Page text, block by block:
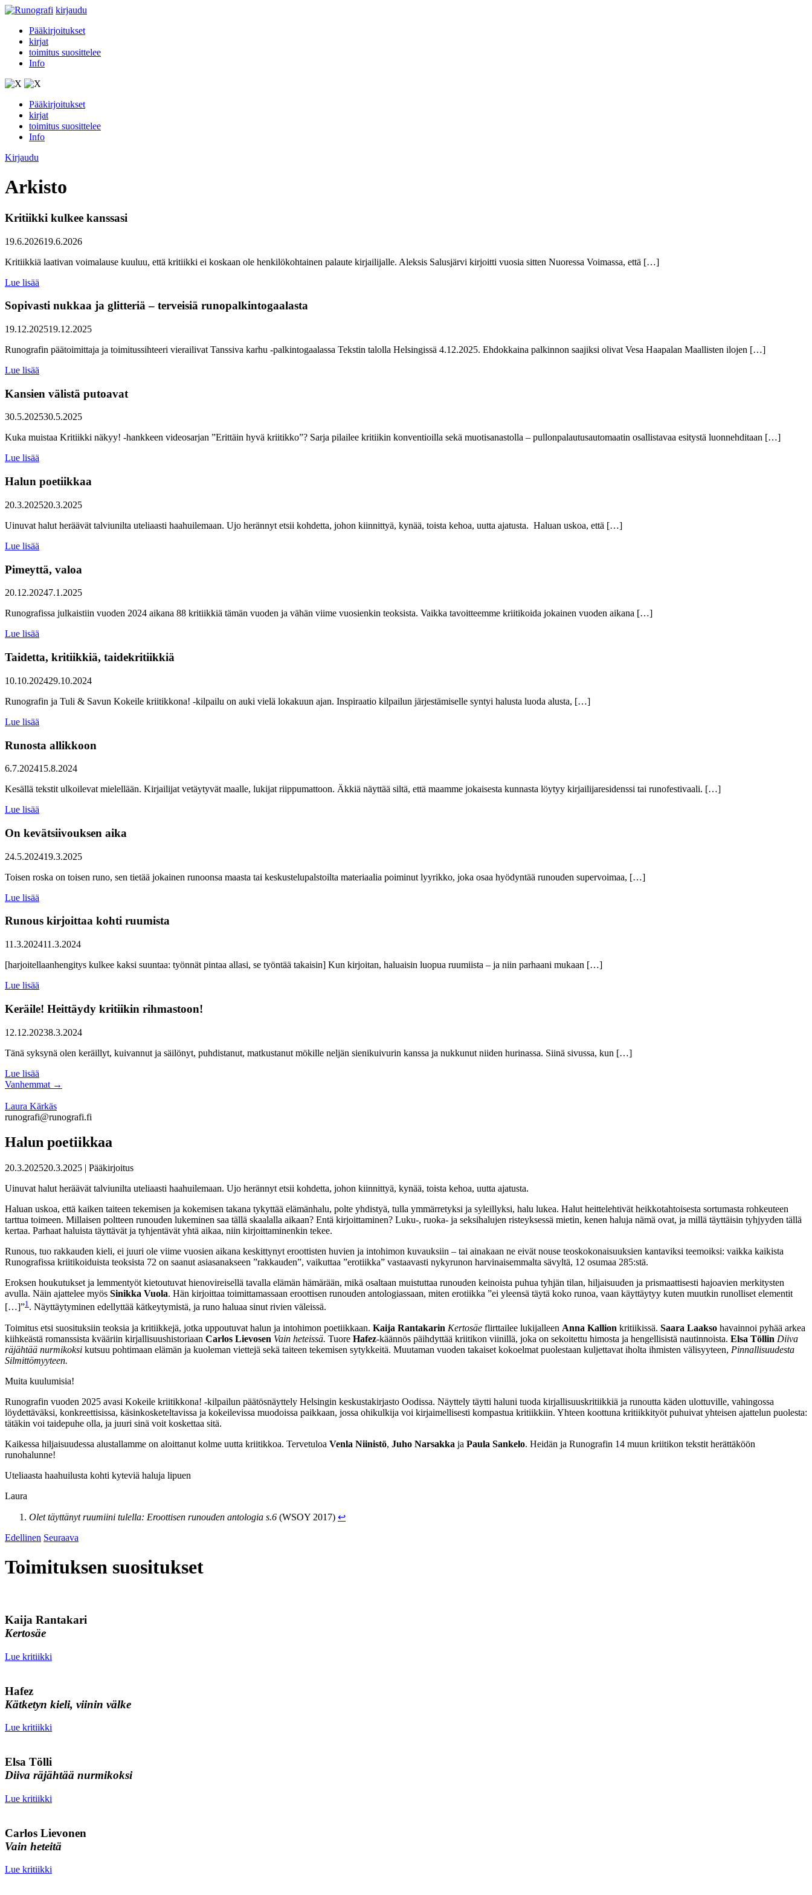
kirjaudu
Pääkirjoitukset
kirjat
toimitus suosittelee
Info
Pääkirjoitukset
kirjat
toimitus suosittelee
Info
Kirjaudu
Arkisto
Kritiikki kulkee kanssasi
19.6.202619.6.2026
Kritiikkiä laativan voimalause kuuluu, että kritiikki ei koskaan ole henkilökohtainen palaute kirjailijalle. Aleksis Salusjärvi kirjoitti vuosia sitten Nuoressa Voimassa, että […]
Lue lisää
Sopivasti nukkaa ja glitteriä – terveisiä runopalkintogaalasta
19.12.202519.12.2025
Runografin päätoimittaja ja toimitussihteeri vierailivat Tanssiva karhu -palkintogaalassa Tekstin talolla Helsingissä 4.12.2025. Ehdokkaina palkinnon saajiksi olivat Vesa Haapalan Maallisten ilojen […]
Lue lisää
Kansien välistä putoavat
30.5.202530.5.2025
Kuka muistaa Kritiikki näkyy! -hankkeen videosarjan ”Erittäin hyvä kriitikko”? Sarja pilailee kritiikin konventioilla sekä muotisanastolla – pullonpalautusautomaatin osallistavaa esitystä luonnehditaan […]
Lue lisää
Halun poetiikkaa
20.3.202520.3.2025
Uinuvat halut heräävät talviunilta uteliaasti haahuilemaan. Ujo herännyt etsii kohdetta, johon kiinnittyä, kynää, toista kehoa, uutta ajatusta. Haluan uskoa, että […]
Lue lisää
Pimeyttä, valoa
20.12.20247.1.2025
Runografissa julkaistiin vuoden 2024 aikana 88 kritiikkiä tämän vuoden ja vähän viime vuosienkin teoksista. Vaikka tavoitteemme kriitikoida jokainen vuoden aikana […]
Lue lisää
Taidetta, kritiikkiä, taidekritiikkiä
10.10.202429.10.2024
Runografin ja Tuli & Savun Kokeile kriitikkona! -kilpailu on auki vielä lokakuun ajan. Inspiraatio kilpailun järjestämiselle syntyi halusta luoda alusta, […]
Lue lisää
Runosta allikkoon
6.7.202415.8.2024
Kesällä tekstit ulkoilevat mielellään. Kirjailijat vetäytyvät maalle, lukijat riippumattoon. Äkkiä näyttää siltä, että maamme jokaisesta kunnasta löytyy kirjailijaresidenssi tai runofestivaali. […]
Lue lisää
On kevätsiivouksen aika
24.5.202419.3.2025
Toisen roska on toisen runo, sen tietää jokainen runoonsa maasta tai keskustelupalstoilta materiaalia poiminut lyyrikko, joka osaa hyödyntää runouden supervoimaa, […]
Lue lisää
Runous kirjoittaa kohti ruumista
11.3.202411.3.2024
[harjoitellaanhengitys kulkee kaksi suuntaa: työnnät pintaa allasi, se työntää takaisin] Kun kirjoitan, haluaisin luopua ruumiista – ja niin parhaani mukaan […]
Lue lisää
Keräile! Heittäydy kritiikin rihmastoon!
12.12.20238.3.2024
Tänä syksynä olen keräillyt, kuivannut ja säilönyt, puhdistanut, matkustanut mökille neljän sienikuivurin kanssa ja nukkunut niiden hurinassa. Siinä sivussa, kun […]
Lue lisää
Vanhemmat →
Laura Kärkäs
runografi@runografi.fi
Halun poetiikkaa
20.3.202520.3.2025 | Pääkirjoitus
Uinuvat halut heräävät talviunilta uteliaasti haahuilemaan. Ujo herännyt etsii kohdetta, johon kiinnittyä, kynää, toista kehoa, uutta ajatusta.
Haluan uskoa, että kaiken taiteen tekemisen ja kokemisen takana tykyttää elämänhalu, polte yhdistyä, tulla ymmärretyksi ja syleillyksi, halu lukea. Halut heittelehtivät heikkotahtoisesta sortumasta rohkeuteen
tarttua toimeen. Millaisen poltteen runouden lukeminen saa tällä skaalalla aikaan? Entä kirjoittaminen? Luku-, ruoka- ja seksihalujen risteyksessä mietin, kenen haluja nämä ovat, ja millä täyttäisin tyhjyyden tällä
kertaa. Parhaat haluista täyttävät ja tyhjentävät yhtä aikaa, niin kirjoittaminenkin tekee.
Runous, tuo rakkauden kieli, ei juuri ole viime vuosien aikana keskittynyt eroottisten huvien ja intohimon kuvauksiin – tai ainakaan ne eivät nouse teoskokonaisuuksien kantaviksi teemoiksi: vaikka kaikista
Runografissa kriitikoiduista teoksista 72 on saanut asiasanakseen ”rakkauden”, vaikuttaa ”erotiikka” vastaavasti nykyrunon harvinaisemmalta sävyltä, 12 osumaa 285:stä.
Eroksen houkutukset ja lemmentyöt kietoutuvat hienovireisellä tavalla elämän hämärään, mikä osaltaan muistuttaa runouden keinoista puhua tyhjän tilan, hiljaisuuden ja prismaattisesti hajoavien merkitysten
avulla. Näin ajattelee myös Sinikka Vuola. Hän kirjoittaa toimittamassaan eroottisen runouden antologiassaan, miten erotiikka ”ei yleensä täytä koko runoa, vaan käyttäytyy kuten muutkin runolliset elementit
[…]”1. Näyttäytyminen edellyttää kätkeytymistä, ja runo haluaa sinut rivien väleissä.
Toimitus etsi suosituksiin teoksia ja kritiikkejä, jotka uppoutuvat halun ja intohimon poetiikkaan. Kaija Rantakarin Kertosäe flirttailee lukijalleen Anna Kallion kritiikissä. Saara Laakso havainnoi pyhää arkea
kiihkeästä romanssista kvääriin kirjallisuushistoriaan Carlos Lievosen Vain heteissä. Tuore Hafez-käännös päihdyttää kriitikon viinillä, joka on sekoitettu himosta ja hengellisistä nautinnoista. Elsa Töllin Diiva
räjähtää nurmikoksi kutsuu pohtimaan elämän ja kuoleman viettejä sekä taiteen tekemisen sytykkeitä. Muutaman vuoden takaiset kokoelmat puolestaan kuljettavat iholta ihmisten välisyyteen, Pinnallisuudesta
Silmittömyyteen.
Muita kuulumisia!
Runografin vuoden 2025 avasi Kokeile kriitikkona! -kilpailun päätösnäyttely Helsingin keskustakirjasto Oodissa. Näyttely täytti haluni tuoda kirjallisuuskritiikkiä ja runoutta käden ulottuville, vahingossa
löydettäväksi, konkreettisissa, käsinkosketeltavissa ja kokeilevissa muodoissa paikkaan, jossa ohikulkija voi kirjaimellisesti kompastua kritiikkiin. Yhteen koottuna kritiikkityöt puhuivat yhteisen ajattelun puolesta:
tätäkin voi taidepuhe olla, ja juuri sinä voit koskettaa sitä.
Kaikessa hiljaisuudessa alustallamme on aloittanut kolme uutta kriitikkoa. Tervetuloa Venla Niinistö, Juho Narsakka ja Paula Sankelo. Heidän ja Runografin 14 muun kriitikon tekstit herättäköön
runohalunne!
Uteliaasta haahuilusta kohti kyteviä haluja lipuen
Laura
Olet täyttänyt ruumiini tulella: Eroottisen runouden antologia s.6 (WSOY 2017) ↩︎
Edellinen Seuraava
Toimituksen suositukset
Kaija Rantakari
Kertosäe
Lue kritiikki
Hafez
Kätketyn kieli, viinin välke
Lue kritiikki
Elsa Tölli
Diiva räjähtää nurmikoksi
Lue kritiikki
Carlos Lievonen
Vain heteitä
Lue kritiikki